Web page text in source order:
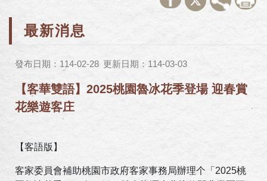
最新消息
發布日期：114-02-28 更新日期：114-03-03
【客華雙語】2025桃園魯冰花季登場 迎春賞
花樂遊客庄
【客語版】
客家委員會補助桃園市政府客家事務局辦理个「 2025桃